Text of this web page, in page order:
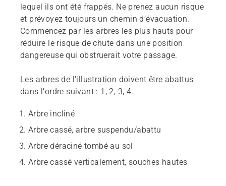
lequel ils ont été frappés. Ne prenez aucun risque
et prévoyez toujours un chemin d’évacuation.
Commencez par les arbres les plus hauts pour
réduire le risque de chute dans une position
dangereuse qui obstruerait votre passage.
Les arbres de l’illustration doivent être abattus
dans l’ordre suivant : 1, 2, 3, 4.
Arbre incliné
Arbre cassé, arbre suspendu/abattu
Arbre déraciné tombé au sol
Arbre cassé verticalement, souches hautes